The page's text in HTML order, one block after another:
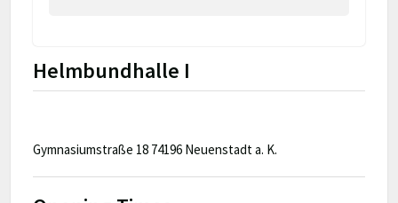
Helmbundhalle I
Gymnasiumstraße 18 74196 Neuenstadt a. K.